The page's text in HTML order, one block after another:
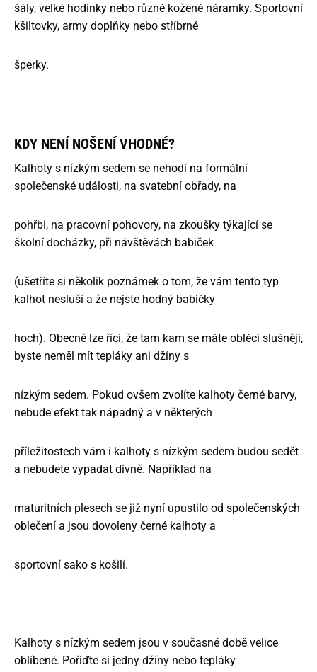
šály, velké hodinky nebo různé kožené náramky. Sportovní
kšiltovky, army doplňky nebo stříbrné
šperky.
KDY NENÍ NOŠENÍ VHODNÉ?
Kalhoty s nízkým sedem se nehodí na formální
společenské události, na svatební obřady, na
pohřbi, na pracovní pohovory, na zkoušky týkající se
školní docházky, při návštěvách babiček
(ušetříte si několik poznámek o tom, že vám tento typ
kalhot nesluší a že nejste hodný babičky
hoch). Obecně lze říci, že tam kam se máte obléci slušněji,
byste neměl mít tepláky ani džíny s
nízkým sedem. Pokud ovšem zvolíte kalhoty černé barvy,
nebude efekt tak nápadný a v některých
příležitostech vám i kalhoty s nízkým sedem budou sedět
a nebudete vypadat divně. Například na
maturitních plesech se již nyní upustilo od společenských
oblečení a jsou dovoleny černé kalhoty a
sportovní sako s košilí.
Kalhoty s nízkým sedem jsou v současné době velice
oblíbené. Pořiďte si jedny džíny nebo tepláky